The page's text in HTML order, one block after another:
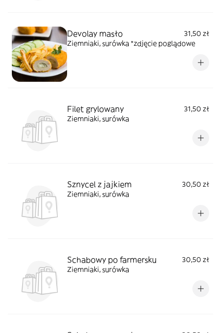
Devolay masło
31,50 zł
Ziemniaki, surówka *zdjęcie poglądowe
Filet grylowany
31,50 zł
Ziemniaki, surówka
Sznycel z jajkiem
30,50 zł
Ziemniaki, surówka
Schabowy po farmersku
30,50 zł
Ziemniaki, surówka